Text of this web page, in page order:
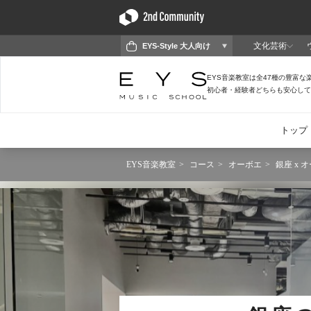
EYS音楽教室 コース オーボエ 銀座 x オ